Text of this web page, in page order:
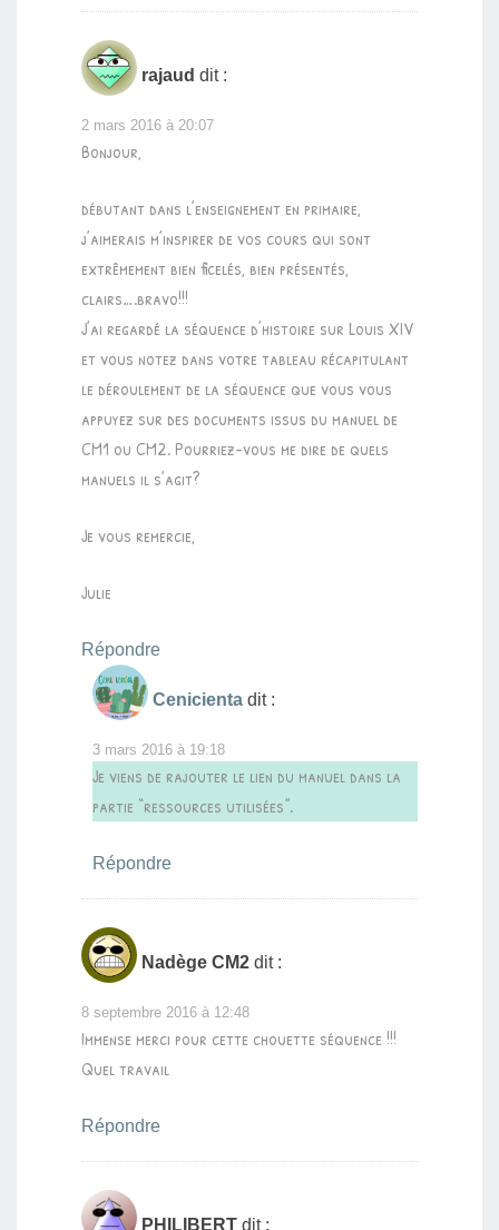
rajaud dit :
2 mars 2016 à 20:07
Bonjour,
débutant dans l’enseignement en primaire,
j’aimerais m’inspirer de vos cours qui sont
extrêmement bien ficelés, bien présentés,
clairs….bravo!!!
J’ai regardé la séquence d’histoire sur Louis XIV
et vous notez dans votre tableau récapitulant
le déroulement de la séquence que vous vous
appuyez sur des documents issus du manuel de
CM1 ou CM2. Pourriez-vous me dire de quels
manuels il s’agit?
Je vous remercie,
Julie
Répondre
Cenicienta dit :
3 mars 2016 à 19:18
Je viens de rajouter le lien du manuel dans la
partie “ressources utilisées”.
Répondre
Nadège CM2 dit :
8 septembre 2016 à 12:48
Immense merci pour cette chouette séquence !!!
Quel travail
Répondre
PHILIBERT dit :